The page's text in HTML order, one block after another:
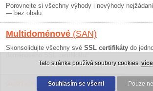
Porovnejte si všechny výhody i nevýhody
— bez obalu.
Multidoménové (SAN)
Skonsolidujte všechny své SSL certifikáty do
Obchodní podmínky|30 dní záruka
Tato stránka používá soubory cookies.
Souhlasím se všemi Pouze